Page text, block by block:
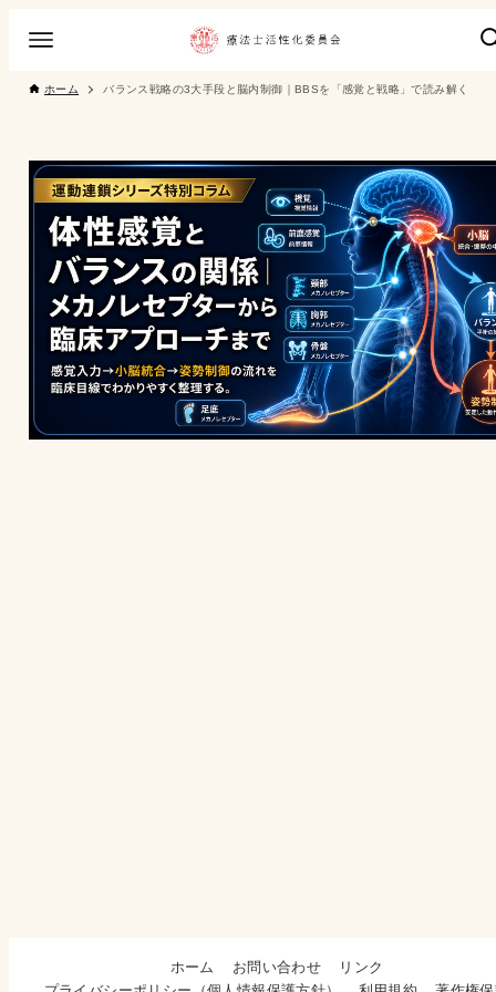
ホーム バランス戦略の3大手段と脳内制御｜BBSを「感覚と戦略」で読み解く
ホーム お問い合わせ
リンク